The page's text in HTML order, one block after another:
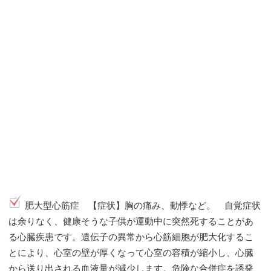
肥大型心筋症 【症状】胸の痛み、動悸など。 自覚症状
は余りなく、健康そうな子供が運動中に突然死することがあ
る心臓疾患です。遺伝子の異常から心筋細胞が肥大化するこ
とにより、心室の壁が厚くなって心室の容積が縮小し、心臓
から送り出される血液量が減少します。危険な合併症を誘発